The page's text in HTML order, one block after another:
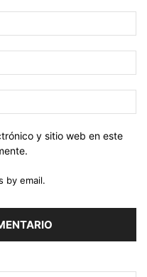
y sitio web en este
by email.